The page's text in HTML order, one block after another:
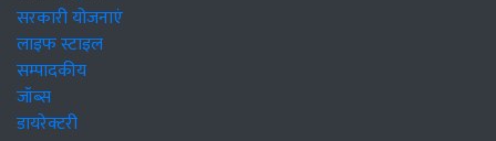
सरकारी योजनाएं
लाइफ स्टाइल
सम्पादकीय
जॉब्स
डायरेक्टरी